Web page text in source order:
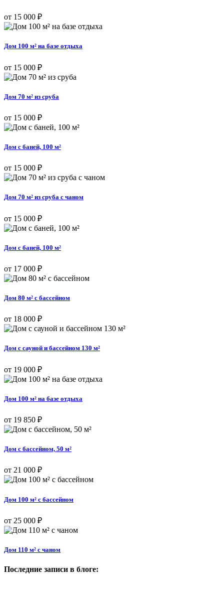
от 15 000 ₽
Дом 100 м² на базе отдыха
от 15 000 ₽
Дом 70 м² из сруба
от 15 000 ₽
Дом с баней, 100 м²
от 15 000 ₽
Дом 70 м² из сруба с чаном
от 15 000 ₽
Дом с баней, 100 м²
от 17 000 ₽
Дом 80 м² с бассейном
от 18 000 ₽
Дом с сауной и бассейном 130 м²
от 19 000 ₽
Дом 100 м² на базе отдыха
от 19 850 ₽
Дом с бассейном, 50 м²
от 21 000 ₽
Дом 100 м² с бассейном
от 25 000 ₽
Дом 110 м² с чаном
Последние записи в блоге: